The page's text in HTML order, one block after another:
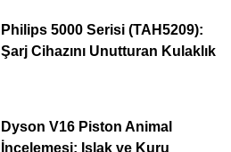
Philips 5000 Serisi (TAH5209):
Şarj Cihazını Unutturan Kulaklık
Dyson V16 Piston Animal
İncelemesi: Islak ve Kuru